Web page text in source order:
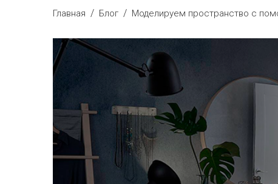
Главная / Блог / Моделируем пространство с